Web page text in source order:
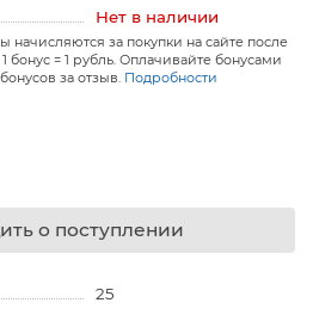
Нет в наличии
начисляются за покупки на сайте после
бонус = 1 рубль. Оплачивайте бонусами
за отзыв. Подробности
о поступлении
25